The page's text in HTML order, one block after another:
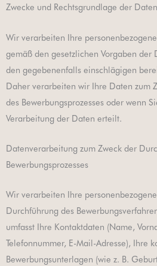
Zwecke und Rechtsgrundlage der
Wir verarbeiten Ihre
gemäß den gesetzlichen Vorgaben der
den gegebenenfalls einschlägigen
Daher verarbeiten wir Ihre Daten zum
des Bewerbungsprozesses oder wenn
Verarbeitung der Daten erteilt.
Datenverarbeitung zum Zweck der
Bewerbungsprozesses
Wir verarbeiten Ihre
Durchführung des
umfasst Ihre Kontaktdaten (Name,
Telefonnummer, E-Mail-Adresse), Ihre
Bewerbungsunterlagen (wie z. B.